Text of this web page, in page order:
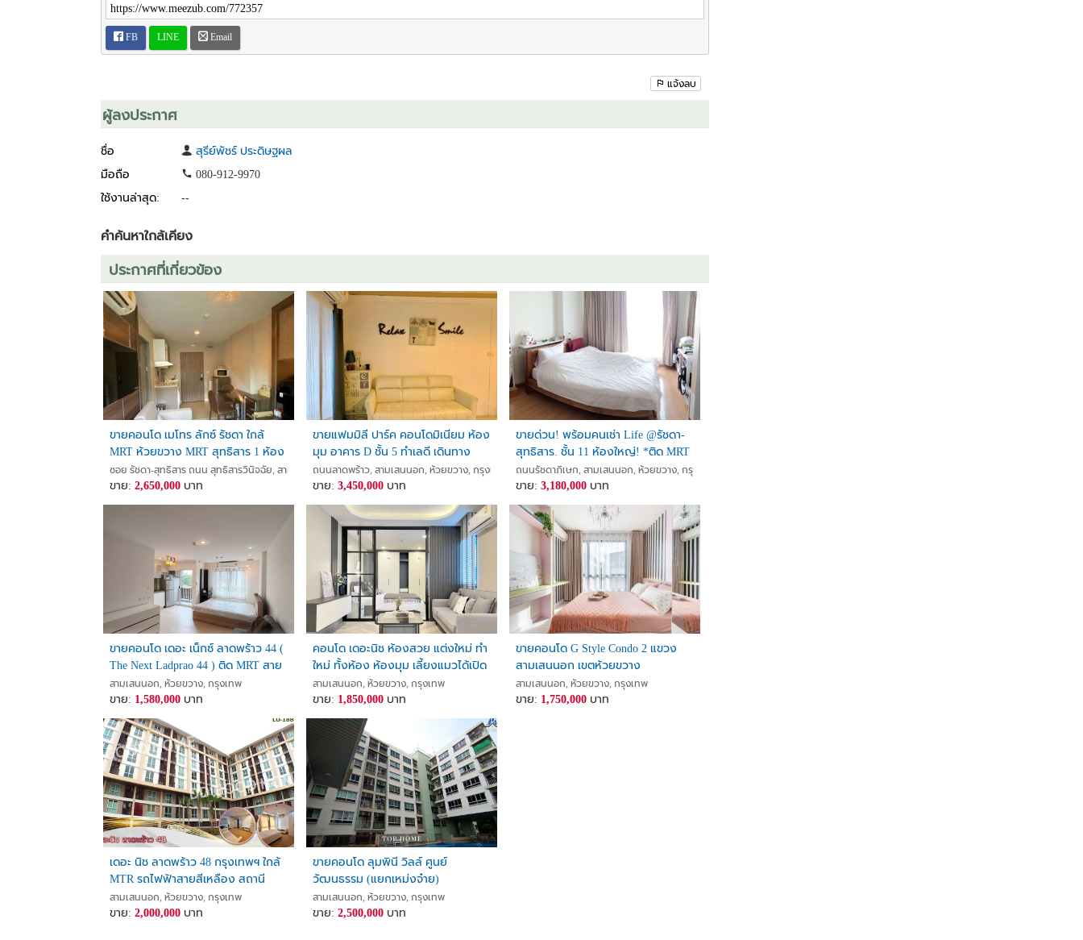
สิ่งอำนวยความสะดวกภายในโครงการ :
• ตู้รับจดหมายส่วนตัว (Mail Box)
• สระว่ายน้ำ
• Fitness
จุดเด่น :
- เหมาะสำหรับผู้ที่ชอบความเป็นส่วนตัว และเงียบสงบ
- ไม่พลุกพล่านแต่ปลอดภัย
- ใกล้รถไฟฟ้าใต้ดินสุทธิสาร 200-300 ม.
- เดินทางสะดวกถนนรัชดา /พระราม 9/ ลาดพร้าว/ แยกรัชโยธิน
ที่ตั้งโครงการ :
คอนโดชาโตว์ อินทาวน์ รัชดา 20-2
แขวงสามเสนนอก เขตห้วยขวาง กรุงเทพมหานคร 10310
สถานที่สำคัญใกล้เคียง :
บุญถาวร รัชดา
สถานีตำรวจสุทธิสาร
ถนนสุทธิสารวินิจฉัย
อาคารเมืองไทยภัทร
รถไฟฟ้าใต้ดินสุทธิสาร
รถไฟฟ้าใต้ดินรัชดาภิเษก
แยกรัชดา-ลาดพร้าว
The Street รัชดา
ดูรูปเพิ่มเติม
https://shorturl.asia/iYfrE
ราคา 2,990,000 บาท
สนใจสอบถามรายละเอียดก่อนได้
บริการดี พูดง่าย
ราคาเป็นกันเองค่า
สนใจติดต่อคุณออย 08-0912-9970
🔰ดูทรัพย์อื่นๆเพิ่ม>>>>>www.thaihometown.com/agent/sureeputch
🔰เพจบ้าน/ที่ดิน https://www.facebook.com/share/1BWLepseUQ/
💥inbox : m.me/houseforsalenonthaburi
==========================
#ขายคอนโดชาโตว์อินทาวน์รัชดา20-2 #condochateauintown20-2 #condoforsale #condoratchada #ขายคอนโดรัชดา #ขายคอนโด1ห้อง
นอน #ขายคอนโดแยกสุทธิสาร #ขายคอนโดใกล้รถไฟฟ้า #ขายคอนโดขายใกล้รถไฟฟ้าสุทธิสาร #ขายคอนโดห้วยขวาง #ขายคอนโด
ลาดพร้าว #ขายคอนโดถูก
FB LINE Email
แจ้งลบ
ผู้ลงประกาศ
ชื่อ
สุรีย์พัชร์ ประดิษฐผล
มือถือ
080-912-9970
ใช้งานล่าสุด:
--
คำค้นหาใกล้เคียง
ประกาศที่เกี่ยวข้อง
ขายคอนโด เมโทร ลักซ์ รัชดา ใกล้
MRT ห้วยขวาง MRT สุทธิสาร 1 ห้อง
นอน 28.46 ตร.ม. ห้องสวย พร้อมอยู่
เหมาะอยู่เองหรือลงทุน
ซอย รัชดา-สุทธิสาร ถนน สุทธิสารวินิจฉัย, สามเสนนอก, ห้วยขวาง, กรุงเทพ
ขาย: 2,650,000บาท
ขายแฟมมิลี ปาร์ค คอนโดมิเนียม ห้อง
มุม อาคาร D ชั้น 5 ทำเลดี เดินทาง
สะดวก
ถนนลาดพร้าว, สามเสนนอก, ห้วยขวาง, กรุงเทพ
ขาย:3,450,000 บาท
ขายด่วน! พร้อมคนเช่า Life @รัชดา-
สุทธิสาร. ชั้น 11 ห้องใหญ่! *ติด MRT
สุทธิสาร
ถนนรัชดาภิเษก, สามเสนนอก, ห้วยขวาง, กรุงเทพ
ขาย:3,180,000 บาท
ขายคอนโด เดอะ เน็กซ์ ลาดพร้าว 44 (
The Next Ladprao 44 ) ติด MRT สาย
สีเหลือง สถานีภาวนา ใกล้สี่แยกรัชดา-
ลาดพร้าว
สามเสนนอก, ห้วยขวาง, กรุงเทพ
ขาย: 1,580,000บาท
คอนโด เดอะนิช ห้องสวย แต่งใหม่ ทำ
ใหม่ ทั้งห้อง ห้องมุม เลี้ยงแมวได้เปิด
เผย
สามเสนนอก, ห้วยขวาง, กรุงเทพ
ขาย: 1,850,000 บาท
ขายคอนโด G Style Condo 2 แขวง
สามเสนนอก เขตห้วยขวาง
กรุงเทพมหานคร
สามเสนนอก, ห้วยขวาง, กรุงเทพ
ขาย: 1,750,000 บาท
เดอะ นิช ลาดพร้าว 48 กรุงเทพฯ ใกล้
MTR รถไฟฟ้าสายสีเหลือง สถานี
ภาวนา
สามเสนนอก, ห้วยขวาง, กรุงเทพ
ขาย: 2,000,000บาท
ขายคอนโด ลุมพินี วิลล์ ศูนย์
วัฒนธรรม (แยกเหม่งจ๋าย)
สามเสนนอก, ห้วยขวาง, กรุงเทพ
ขาย:2,500,000 บาท